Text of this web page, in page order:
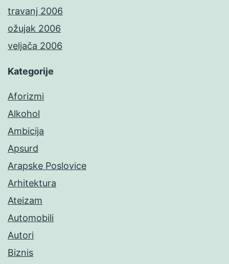
travanj 2006
ožujak 2006
veljača 2006
Kategorije
Aforizmi
Alkohol
Ambicija
Apsurd
Arapske Poslovice
Arhitektura
Ateizam
Automobili
Autori
Biznis